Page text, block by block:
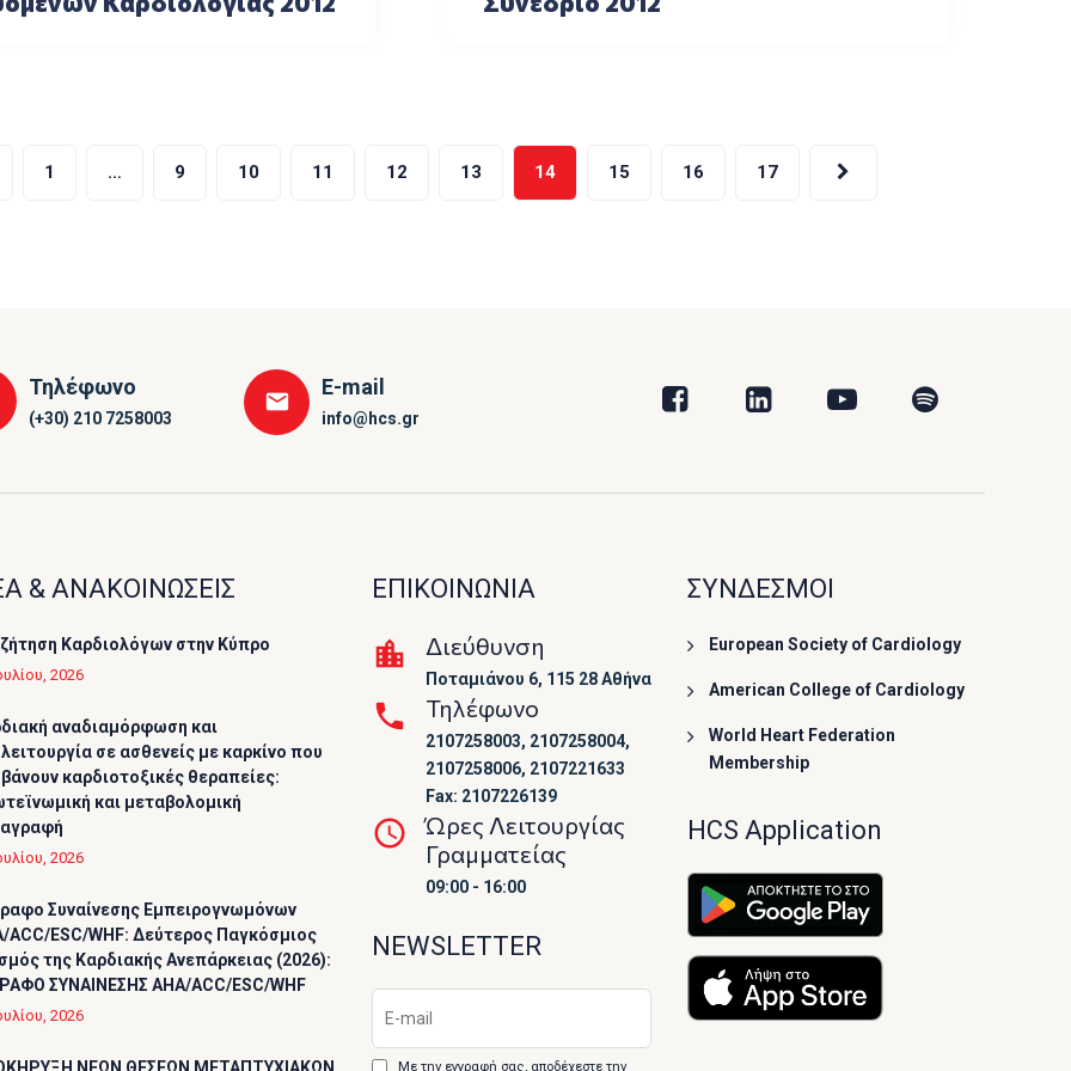
1 … 9 10 11 12 13 14 15 16 17
Τηλέφωνο
(+30) 210 7258003
E-mail
info@hcs.gr
& ΑΝΑΚΟΙΝΩΣΕΙΣ
Καρδιολόγων στην Κύπρο
2026
αναδιαμόρφωση και
σε ασθενείς με καρκίνο που
καρδιοτοξικές θεραπείες:
και μεταβολομική
2026
Συναίνεσης Εμπειρογνωμόνων
ACC/ESC/WHF: Δεύτερος Παγκόσμιος
της Καρδιακής Ανεπάρκειας (2026):
ΣΥΝΑΙΝΕΣΗΣ AHA/ACC/ESC/WHF
2026
ΝΕΩΝ ΘΕΣΕΩΝ ΜΕΤΑΠΤΥΧΙΑΚΩΝ
ΕΠΙΚΟΙΝΩΝΙΑ
Διεύθυνση
Ποταμιάνου 6, 115 28 Αθήνα
Τηλέφωνο
2107258003, 2107258004,
2107258006, 2107221633
Fax: 2107226139
Ώρες Λειτουργίας
Γραμματείας
09:00 - 16:00
NEWSLETTER
Με την εγγραφή σας, αποδέχεστε την
ΣΥΝΔΕΣΜΟΙ
European Society of Cardiology
American College of Cardiology
World Heart Federation
Membership
HCS Application